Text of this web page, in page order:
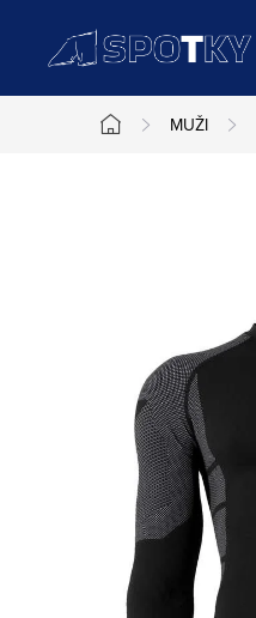
obsah
Domů
MUŽI